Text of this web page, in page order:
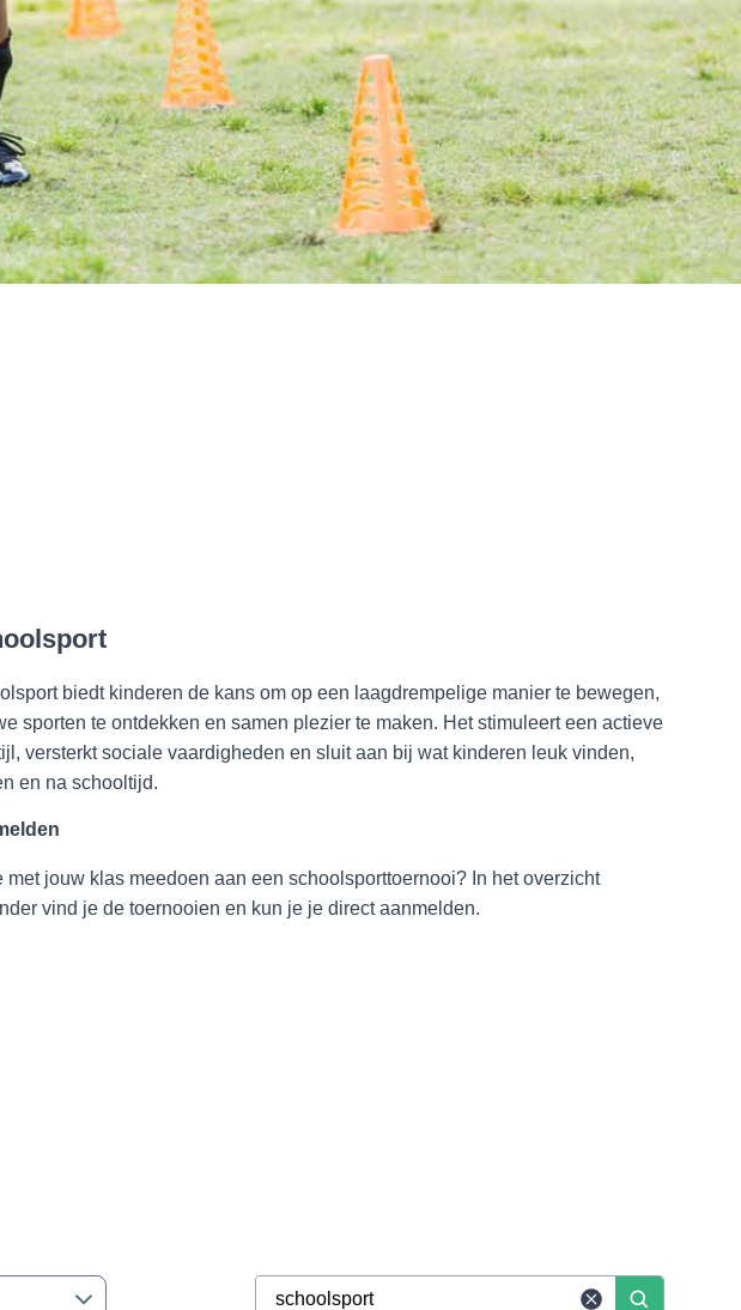
biedt kinderen de kans om op een laagdrempelige manier te bewegen,
sporten te ontdekken en samen plezier te maken. Het stimuleert een actieve
versterkt sociale vaardigheden en sluit aan bij wat kinderen leuk vinden,
en na schooltijd.
met jouw klas meedoen aan een schoolsporttoernooi? In het overzicht
vind je de toernooien en kun je je direct aanmelden.